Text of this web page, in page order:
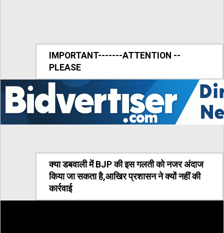
IMPORTANT-------ATTENTION --
PLEASE
क्या डबवाली में BJP की इस गलती को नजर अंदाज
किया जा सकता है,आखिर प्रशासन ने क्यों नहीं की
कार्रवाई